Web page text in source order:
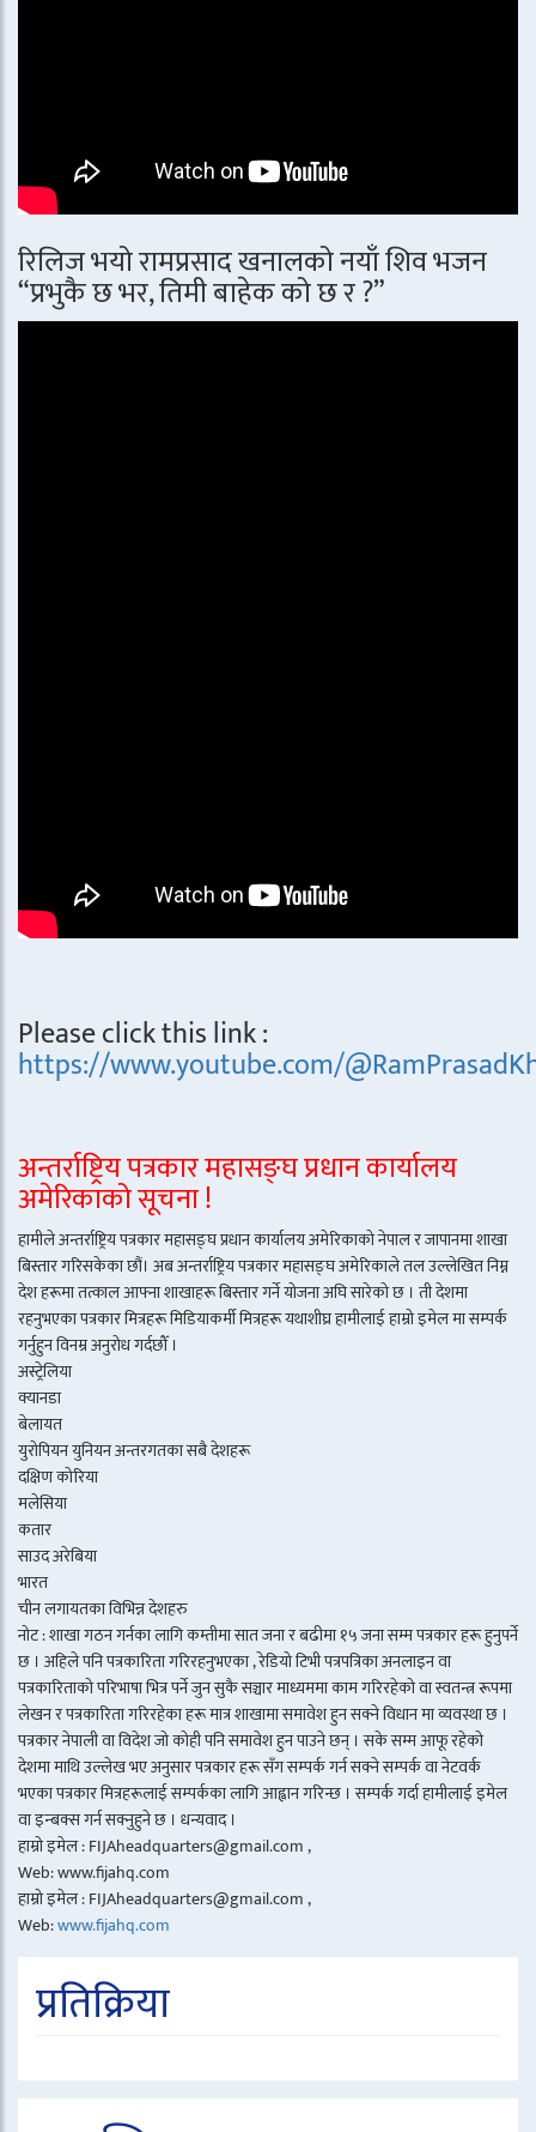
रिलिज भयो रामप्रसाद खनालको नयाँ शिव भजन
“प्रभुकै छ भर, तिमी बाहेक को छ र ?”
Please click this link :
https://www.youtube.com/
अन्तर्राष्ट्रिय पत्रकार महासङ्घ प्रधान कार्यालय
अमेरिकाको सूचना !
हामीले अन्तर्राष्ट्रिय पत्रकार महासङ्घ प्रधान कार्यालय अमेरिकाको नेपाल र जापानमा शाखा
बिस्तार गरिसकेका छौं। अब अन्तर्राष्ट्रिय पत्रकार महासङ्घ अमेरिकाले तल उल्लेखित निम्न
देश हरूमा तत्काल आफ्ना शाखाहरू बिस्तार गर्ने योजना अघि सारेको छ । ती देशमा
रहनुभएका पत्रकार मित्रहरू मिडियाकर्मी मित्रहरू यथाशीघ्र हामीलाई हाम्रो इमेल मा सम्पर्क
गर्नुहुन विनम्र अनुरोध गर्दछौँ ।
अस्ट्रेलिया
क्यानडा
बेलायत
युरोपियन युनियन अन्तरगतका सबै देशहरू
दक्षिण कोरिया
मलेसिया
कतार
साउद अरेबिया
भारत
चीन लगायतका विभिन्न देशहरु
नोट : शाखा गठन गर्नका लागि कम्तीमा सात जना र बढीमा १५ जना सम्म पत्रकार हरू हुनुपर्ने
छ । अहिले पनि पत्रकारिता गरिरहनुभएका , रेडियो टिभी पत्रपत्रिका अनलाइन वा
पत्रकारिताको परिभाषा भित्र पर्ने जुन सुकै सञ्चार माध्यममा काम गरिरहेको वा स्वतन्त्र रूपमा
लेखन र पत्रकारिता गरिरहेका हरू मात्र शाखामा समावेश हुन सक्ने विधान मा व्यवस्था छ ।
पत्रकार नेपाली वा विदेश जो कोही पनि समावेश हुन पाउने छन् । सके सम्म आफू रहेको
देशमा माथि उल्लेख भए अनुसार पत्रकार हरू सँग सम्पर्क गर्न सक्ने सम्पर्क वा नेटवर्क
भएका पत्रकार मित्रहरूलाई सम्पर्कका लागि आह्वान गरिन्छ । सम्पर्क गर्दा हामीलाई इमेल
वा इन्बक्स गर्न सक्नुहुने छ । धन्यवाद ।
हाम्रो इमेल : FIJAheadquarters@gmail.com ,
Web: www.fijahq.com
हाम्रो इमेल : FIJAheadquarters@gmail.com ,
Web:www.fijahq.com
प्रतिक्रिया